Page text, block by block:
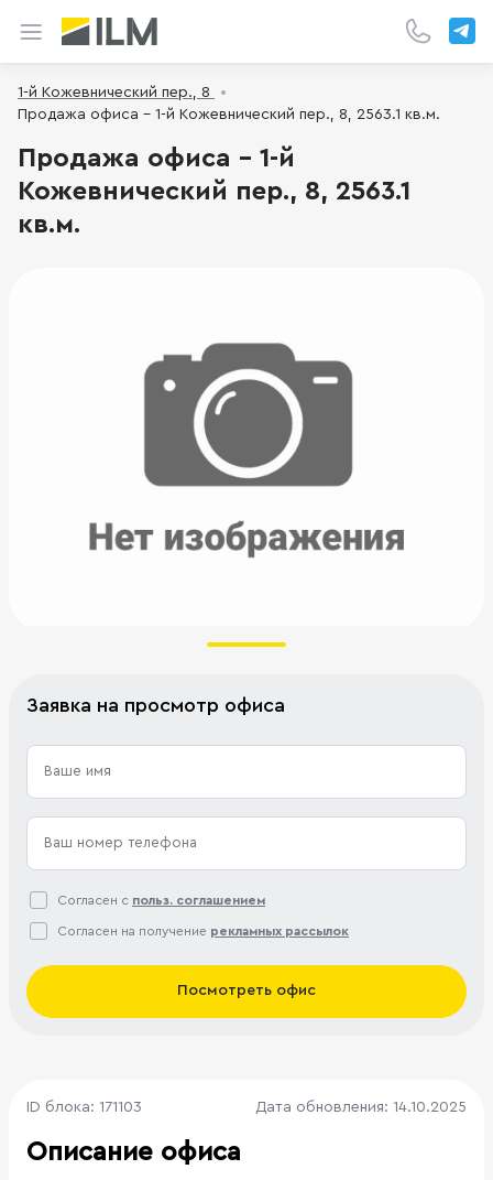
1-й Кожевнический пер., 8
Продажа офиса - 1-й Кожевнический пер., 8, 2563.1 кв.м.
Продажа офиса - 1-й
Кожевнический пер., 8, 2563.1
кв.м.
Заявка на просмотр офиса
Согласен с польз. соглашением
Согласен на получение рекламных рассылок
Посмотреть офис
ID блока: 171103 Дата обновления: 14.10.2025
Описание офиса